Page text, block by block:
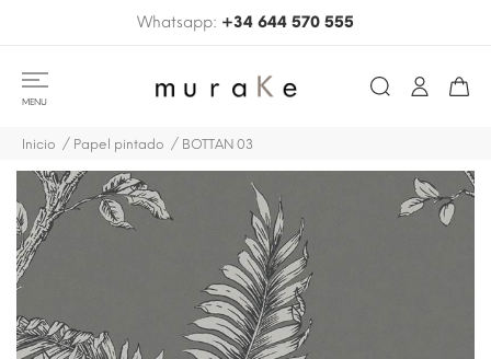
Whatsapp: +34 644 570 555
MENU
Inicio Papel pintado BOTTAN 03